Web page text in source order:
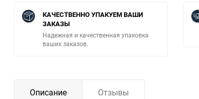
КАЧЕСТВЕННО УПАКУЕМ ВАШИ
ЗАКАЗЫ
Надежная и качественная упаковка
ваших заказов.
Описание Отзывы